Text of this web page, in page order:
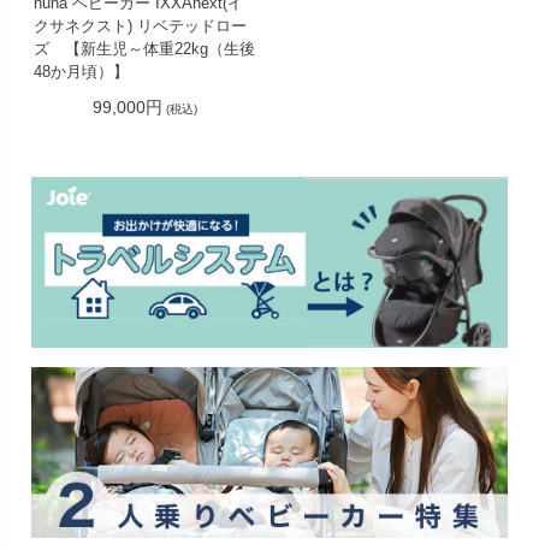
クサネクスト) リベテッドロー
ズ 【新生児～体重22kg（生後
48か月頃）】
99,000円 (税込)